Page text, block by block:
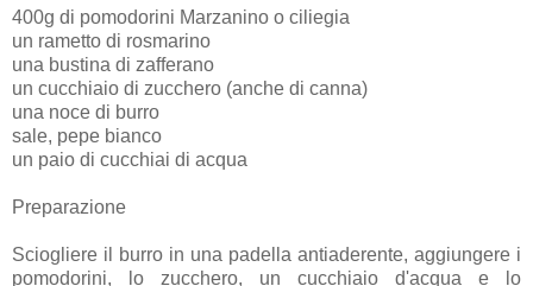
400g di pomodorini Marzanino o ciliegia
un rametto di rosmarino
una bustina di zafferano
un cucchiaio di zucchero (anche di canna)
una noce di burro
sale, pepe bianco
un paio di cucchiai di acqua
Preparazione
Sciogliere il burro in una padella antiaderente, aggiungere i
pomodorini, lo zucchero, un cucchiaio d'acqua e lo